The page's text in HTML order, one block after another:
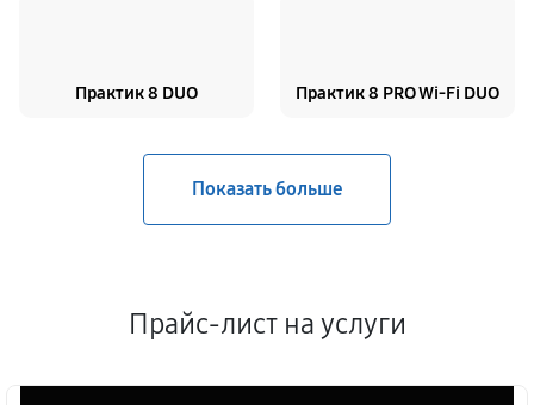
Практик 8 DUO Практик 8 PRO Wi-Fi DUO
Прайс-лист на услуги